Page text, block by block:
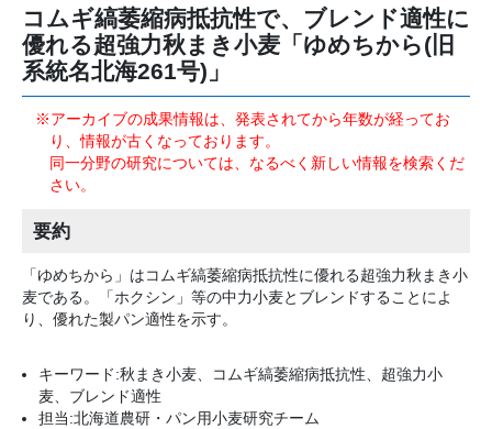
コムギ縞萎縮病抵抗性で、ブレンド適性に
優れる超強力秋まき小麦「ゆめちから(旧
系統名北海261号)」
※アーカイブの成果情報は、発表されてから年数が経ってお
り、情報が古くなっております。
同一分野の研究については、なるべく新しい情報を検索くだ
さい。
要約
「ゆめちから」はコムギ縞萎縮病抵抗性に優れる超強力秋まき小
麦である。「ホクシン」等の中力小麦とブレンドすることによ
り、優れた製パン適性を示す。
キーワード:秋まき小麦、コムギ縞萎縮病抵抗性、超強力小
麦、ブレンド適性
担当:北海道農研・パン用小麦研究チーム